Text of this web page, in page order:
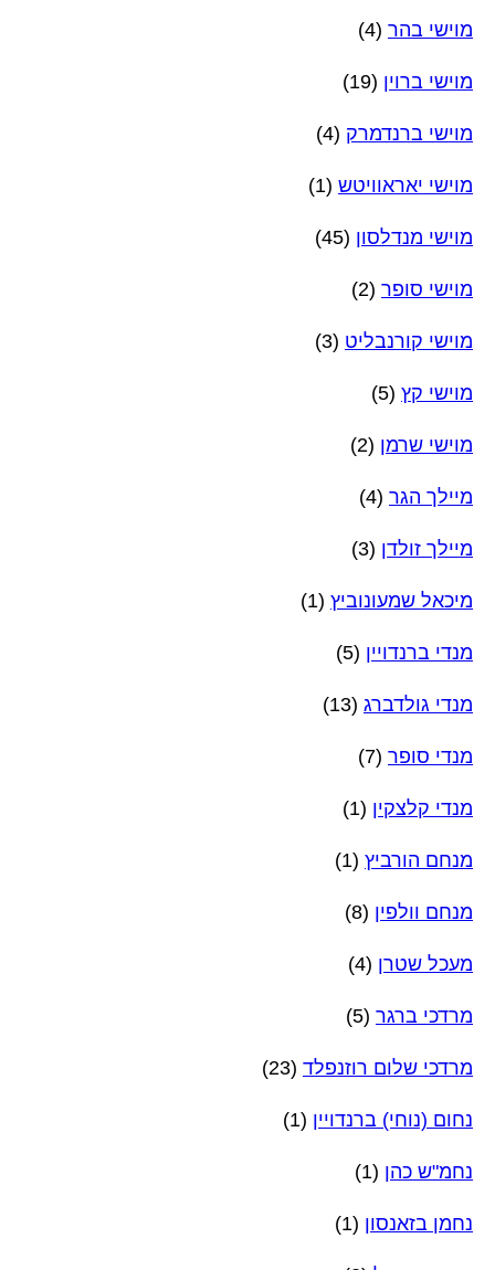
מוישי בהר (4)
מוישי ברוין (19)
מוישי ברנדמרק (4)
מוישי יאראוויטש (1)
מוישי מנדלסון (45)
מוישי סופר (2)
מוישי קורנבליט (3)
מוישי קץ (5)
מוישי שרמן (2)
מיילך הגר (4)
מיילך זולדן (3)
מיכאל שמעונוביץ (1)
מנדי ברנדויין (5)
מנדי גולדברג (13)
מנדי סופר (7)
מנדי קלצקין (1)
מנחם הורביץ (1)
מנחם וולפין (8)
מעכל שטרן (4)
מרדכי ברגר (5)
מרדכי שלום רוזנפלד (23)
נחום (נוחי) ברנדויין (1)
נחמ"ש כהן (1)
נחמן בזאנסון (1)